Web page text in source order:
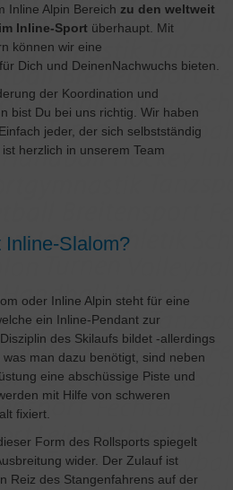
Inline Alpin Bereich zu den weltweit
Inline-Sport überhaupt. Mit
können wir eine
Dich und DeinenNachwuchs bieten.
der Koordination und
bist Du bei uns richtig. Wir haben
jeder, der sich selbstständig
herzlich in unserem Team
Inline-Slalom?
oder Inline Alpin steht für eine
ein Inline-Pendant zur
des Skilaufs bildet -allerdings
man dazu benötigt, sind neben
eine abschüssige Piste und
mit Hilfe von schweren
fixiert.
Form des Rollsports spiegelt
wider. Der Zulauf ist
Reiz des Stangenfahrens auf der